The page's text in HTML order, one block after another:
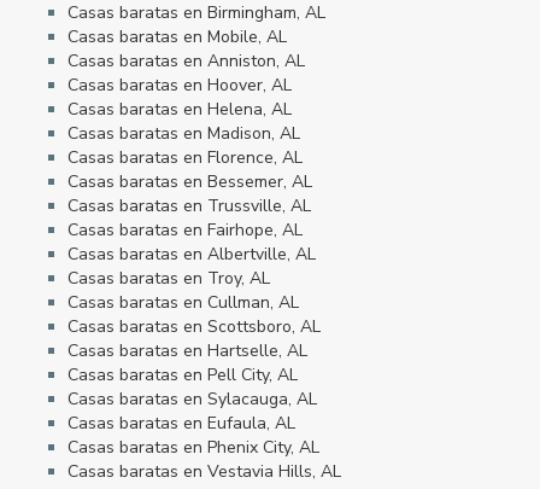
Casas baratas en Birmingham, AL
Casas baratas en Mobile, AL
Casas baratas en Anniston, AL
Casas baratas en Hoover, AL
Casas baratas en Helena, AL
Casas baratas en Madison, AL
Casas baratas en Florence, AL
Casas baratas en Bessemer, AL
Casas baratas en Trussville, AL
Casas baratas en Fairhope, AL
Casas baratas en Albertville, AL
Casas baratas en Troy, AL
Casas baratas en Cullman, AL
Casas baratas en Scottsboro, AL
Casas baratas en Hartselle, AL
Casas baratas en Pell City, AL
Casas baratas en Sylacauga, AL
Casas baratas en Eufaula, AL
Casas baratas en Phenix City, AL
Casas baratas en Vestavia Hills, AL